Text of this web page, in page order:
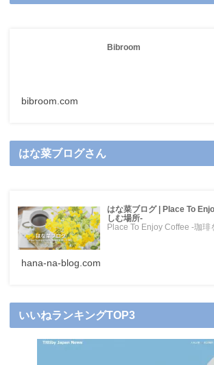
Bibroom
bibroom.com
はな菜ブログさん
はな菜ブログ | Place To
しむ場所-
Place To Enjoy Coffee -珈琲
hana-na-blog.com
いいねランキングTOP3